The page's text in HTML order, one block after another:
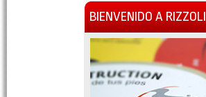
BIENVENIDO A RIZZOLI